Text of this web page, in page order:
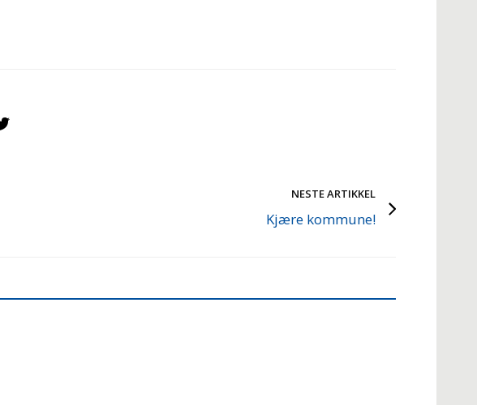
NESTE ARTIKKEL
Kjære kommune!